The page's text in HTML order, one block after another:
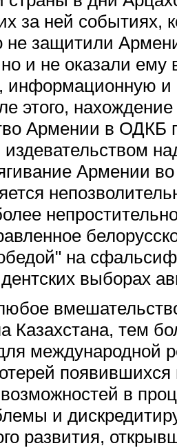
за ней событиях,
не защитили
и не оказали ему
информационную и
этого,
Армении в ОДКБ
Армении
на
выборах
Казахстана, тем
международной
в
и
развития,